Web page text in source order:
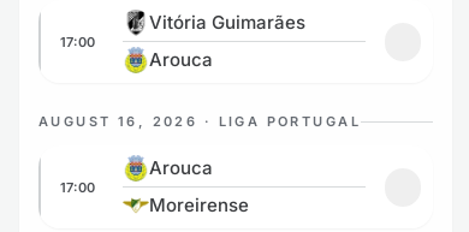
Vitória Guimarães vs Arouca
17:00
Vitória Guimarães
Arouca
AUGUST 16, 2026 · LIGA PORTUGAL
Arouca vs Moreirense
17:00
Arouca
Moreirense